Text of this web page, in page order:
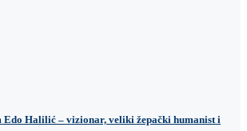
Edo Halilić – vizionar, veliki žepački humanist i